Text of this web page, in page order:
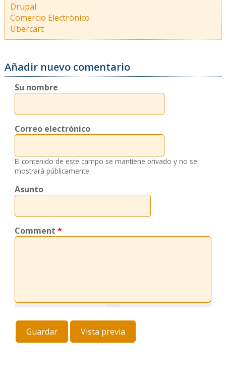
Drupal
Comercio Electrónico
Ubercart
Añadir nuevo comentario
Su nombre
Correo electrónico
El contenido de este campo se mantiene privado y no se
mostrará públicamente.
Asunto
Comment *